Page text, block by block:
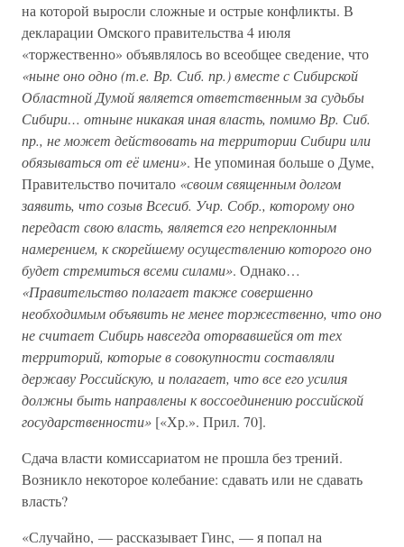
на которой выросли сложные и острые конфликты. В
декларации Омского правительства 4 июля
«торжественно» объявлялось во всеобщее сведение, что
«ныне оно одно (т.е. Вр. Сиб. пр.) вместе с Сибирской
Областной Думой является ответственным за судьбы
Сибири… отныне никакая иная власть, помимо Вр. Сиб.
пр., не может действовать на территории Сибири или
обязываться от её имени». Не упоминая больше о Думе,
Правительство почитало «своим священным долгом
заявить, что созыв Всесиб. Учр. Собр., которому оно
передаст свою власть, является его непреклонным
намерением, к скорейшему осуществлению которого оно
будет стремиться всеми силами». Однако…
«Правительство полагает также совершенно
необходимым объявить не менее торжественно, что оно
не считает Сибирь навсегда оторвавшейся от тех
территорий, которые в совокупности составляли
державу Российскую, и полагает, что все его усилия
должны быть направлены к воссоединению российской
государственности» [«Хр.». Прил. 70].
Сдача власти комиссариатом не прошла без трений.
Возникло некоторое колебание: сдавать или не сдавать
власть?
«Случайно, — рассказывает Гинс, — я попал на